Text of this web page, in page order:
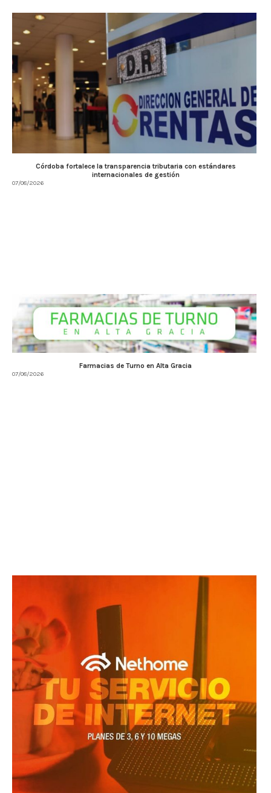
Córdoba fortalece la transparencia tributaria con estándares
internacionales de gestión
07/08/2026
Farmacias de Turno en Alta Gracia
07/08/2026